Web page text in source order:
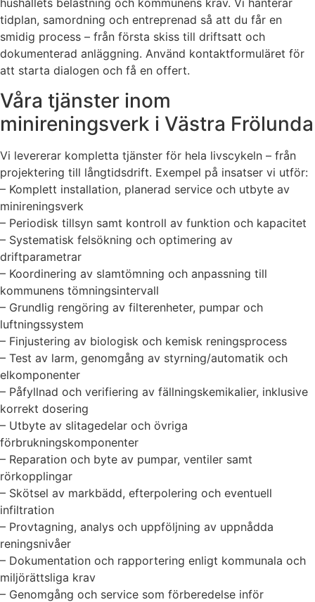
hushållets belastning och kommunens krav. Vi hanterar
tidplan, samordning och entreprenad så att du får en
smidig process – från första skiss till driftsatt och
dokumenterad anläggning. Använd kontaktformuläret för
att starta dialogen och få en offert.
Våra tjänster inom
minireningsverk i Västra Frölunda
Vi levererar kompletta tjänster för hela livscykeln – från
projektering till långtidsdrift. Exempel på insatser vi utför:
– Komplett installation, planerad service och utbyte av
minireningsverk
– Periodisk tillsyn samt kontroll av funktion och kapacitet
– Systematisk felsökning och optimering av
driftparametrar
– Koordinering av slamtömning och anpassning till
kommunens tömningsintervall
– Grundlig rengöring av filterenheter, pumpar och
luftningssystem
– Finjustering av biologisk och kemisk reningsprocess
– Test av larm, genomgång av styrning/automatik och
elkomponenter
– Påfyllnad och verifiering av fällningskemikalier, inklusive
korrekt dosering
– Utbyte av slitagedelar och övriga
förbrukningskomponenter
– Reparation och byte av pumpar, ventiler samt
rörkopplingar
– Skötsel av markbädd, efterpolering och eventuell
infiltration
– Provtagning, analys och uppföljning av uppnådda
reningsnivåer
– Dokumentation och rapportering enligt kommunala och
miljörättsliga krav
– Genomgång och service som förberedelse inför